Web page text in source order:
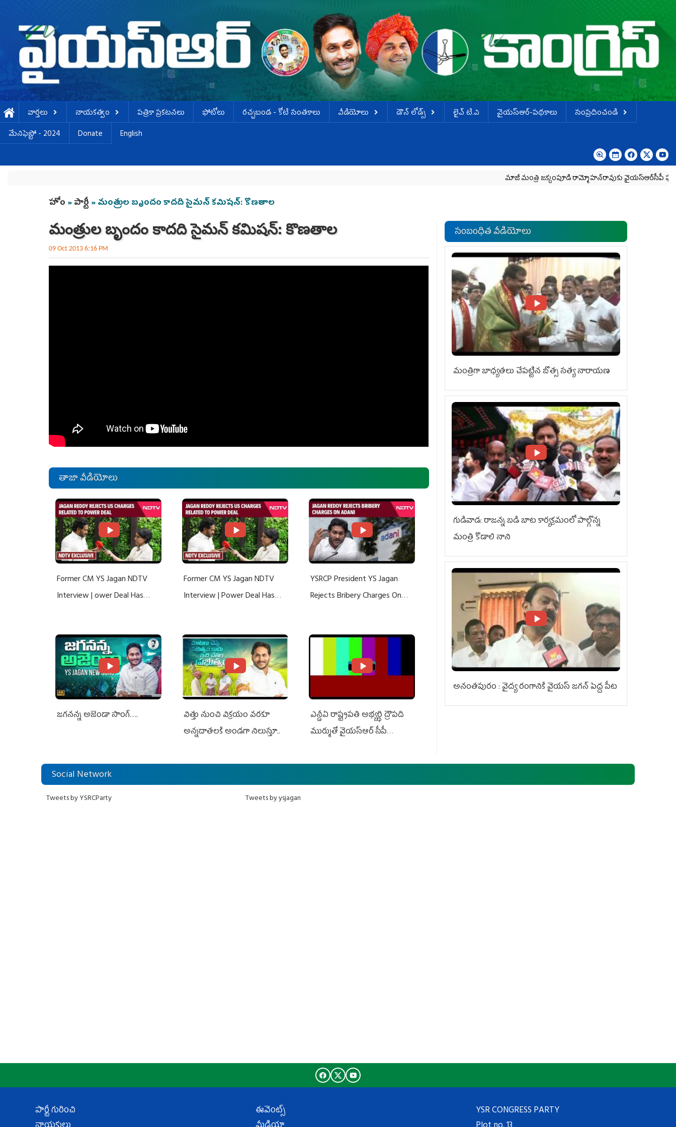
వార్తలు నాయకత్వం పత్రికా ప్రకటనలు ఫోటోలు ర‌చ్చ‌బండ‌ - కోటి సంత‌కాలు వీడియోలు డౌన్ లోడ్స్ లైవ్ టి.వి వైయస్ఆర్-పథకాలు
సంప్రదించండి
మేనిఫెస్టో - 2024
Donate English
మాజీ మంత్రి జక్కంపూడి రామ్మోహన్‌రావుకు వైయ‌స్ఆర్‌సీపీ ఘన నివాళి
You are here
హోం »పార్టీ » మంత్రుల బృందం కాదది సైమన్ కమిషన్: కొణతాల
మంత్రుల బృందం కాదది సైమన్ కమిషన్: కొణతాల
09 Oct 2013 6:16 PM
తాజా వీడియోలు
Former CM YS Jagan NDTV
Interview | ower Deal Has
Former CM YS Jagan NDTV
Interview | Power Deal Has
YSRCP President YS Jagan
Rejects Bribery Charges On
జగనన్న అజెండా సాంగ్….
విత్తు నుంచి విక్రయం వరకూ
అన్నదాతలకి అండగా నిలుస్తూ..
ఎన్డీఏ రాష్ట్ర‌ప‌తి అభ్య‌ర్థి ద్రౌప‌ది
ముర్ముతో వైయ‌స్ఆర్ సీపీ
ఎమ్మెల్యేలు, ఎంపీల స‌మావేశం
సంబంధిత వీడియోలు
మంత్రిగా బాధ్యతలు చేపట్టిన బొత్స సత్య నారాయణ
గుడివాడ: రాజన్న బడి బాట కార్యక్రమంలో పాల్గొన్న
మంత్రి కొడాలి నాని
అనంతపురం : వైద్య రంగానికి వైయ‌స్ జ‌గ‌న్ పెద్ద పీట
Social Network
Tweets by YSRCParty Tweets by ysjagan
పార్టీ గురించి
ఈవెంట్స్
YSR CONGRESS PARTY